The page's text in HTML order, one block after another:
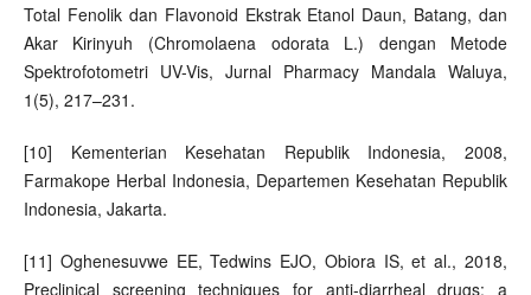
Total Fenolik dan Flavonoid Ekstrak Etanol Daun, Batang, dan
Akar Kirinyuh (Chromolaena odorata L.) dengan Metode
Spektrofotometri UV-Vis, Jurnal Pharmacy Mandala Waluya,
1(5), 217–231.
[10] Kementerian Kesehatan Republik Indonesia, 2008,
Farmakope Herbal Indonesia, Departemen Kesehatan Republik
Indonesia, Jakarta.
[11] Oghenesuvwe EE, Tedwins EJO, Obiora IS, et al., 2018,
Preclinical screening techniques for anti-diarrheal drugs: a